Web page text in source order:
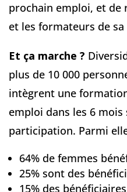
prochain emploi, et
et les formateurs de sa
Et ça marche ?
plus de 10 000
intègrent une
emploi dans les 6
participation. Parmi
64% de femmes
25% sont des
15% des